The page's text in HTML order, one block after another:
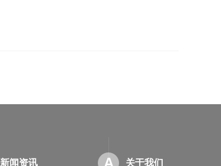
新闻资讯 A 关于我们